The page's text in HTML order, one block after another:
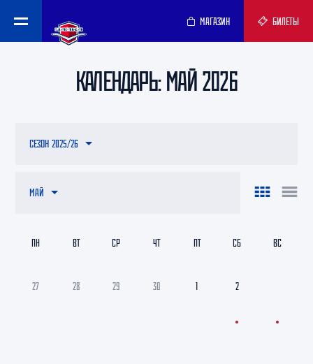
МАГАЗИН БИЛЕТЫ
КАЛЕНДАРЬ: МАЙ 2026
МАЙ
СЕЗОН 2025/26
27 28 29 30 1 2
ПН ВТ СР ЧТ ПТ СБ ВС